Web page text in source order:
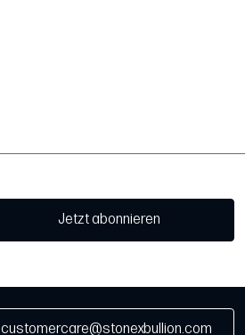
Jetzt abonnieren
customercare@stonexbullion.com